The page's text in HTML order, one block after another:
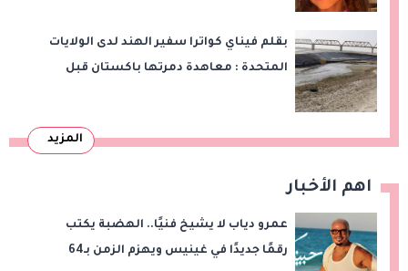
بقلم فيناي كواترا سفير الهند لدى الولايات
المتحدة : معاهدة دمرتها باكستان قبل
المزيد
اهم الأخبار
عمرو دياب لا يشيخ فنيًا.. الهضبة يكتب
رقمًا جديدًا في غينيس ويهزم الزمن بـ64